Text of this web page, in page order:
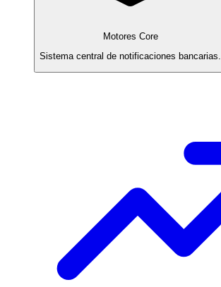
Motores Core
Sistema central de notificaciones bancarias.